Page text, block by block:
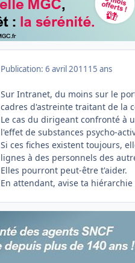
Publication: 6 avril 2011 15 ans
Sur Intranet, du moins sur le
cadres d'astreinte traitant de la
Le cas du dirigeant confronté à
l'effet de substances psycho-
Si ces fiches existent toujours,
lignes à des personnels des
Elles pourront peut-être t'aider.
En attendant, avise ta